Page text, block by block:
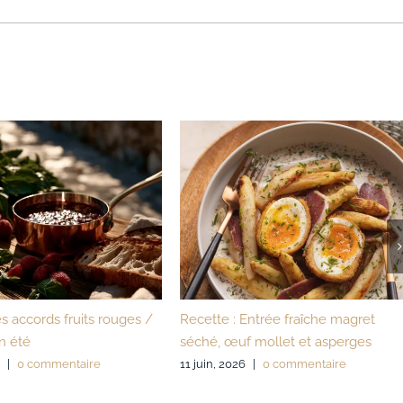
accords fruits rouges /
été
0 commentaire
Recette : Entrée fraîche magret
séché, œuf mollet et asperges
11 juin, 2026 0 commentaire